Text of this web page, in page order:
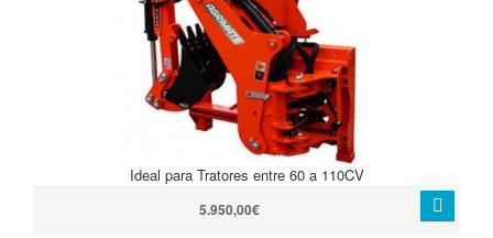
Ideal para Tratores entre 60 a 110CV
5.950,00€